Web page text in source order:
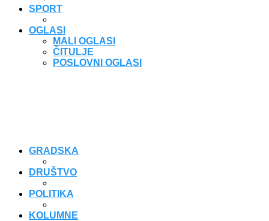
SPORT
OGLASI
MALI OGLASI
ČITULJE
POSLOVNI OGLASI
GRADSKA
DRUŠTVO
POLITIKA
KOLUMNE